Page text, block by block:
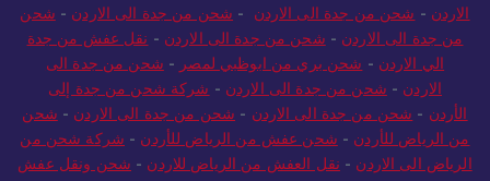
الاردن - شحن من جدة الى الاردن - شحن من جدة الى الاردن - شحن
من جدة الى الاردن - شحن من جدة الى الاردن - نقل عفش من جدة
الي الاردن - شحن بري من ابوظبي لمصر - شحن من جدة الى
الاردن - شحن من جدة الى الاردن - شركة شحن من جدة إلى
الأردن - شحن من جدة الى الاردن - شحن من جدة الى الاردن - شحن
من الرياض للأردن - شحن عفش من الرياض للأردن - شركة شحن من
الرياض الى الاردن - نقل العفش من الرياض للاردن - شحن ونقل عفش